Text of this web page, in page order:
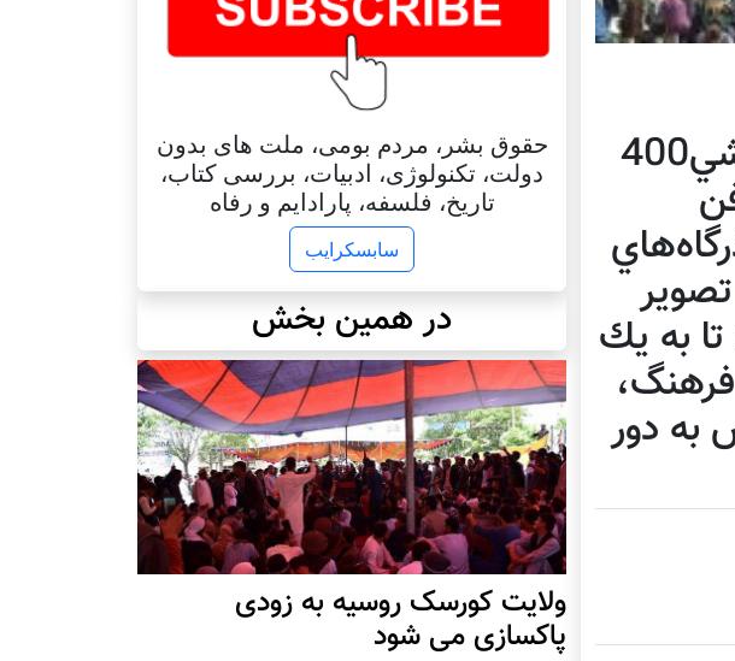
سالانه حدود ‪ 400هزار تن زباله در كابل توليد و تنها بخشي
به يك
به دور
حقوق بشر، مردم بومی، ملت های بدون
دولت، تکنولوژی، ادبیات، بررسی کتاب،
تاریخ، فلسفه، پارادایم و رفاه
سابسکرایب
در همین بخش
ولایت کورسک روسیه به زودی
پاکسازی می شود